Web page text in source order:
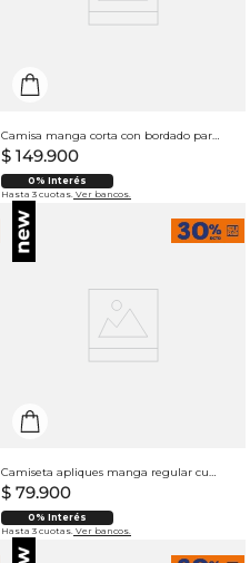
Camisa manga corta con bordado para hombre
$ 149.900
0% Interés
Hasta 3 cuotas. Ver bancos.
Camiseta apliques manga regular cuello redondo para hombre
$ 79.900
0% Interés
Hasta 3 cuotas. Ver bancos.